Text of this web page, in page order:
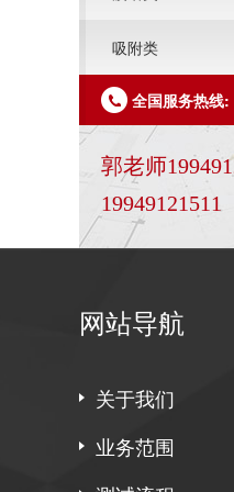
吸附类
全国服务热线:
郭老师
19949121511
网站导航
关于我们
业务范围